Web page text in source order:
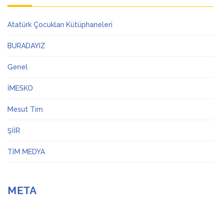
Atatürk Çocukları Kütüphaneleri
BURADAYIZ
Genel
İMESKO
Mesut Tim
ŞİİR
TİM MEDYA
META